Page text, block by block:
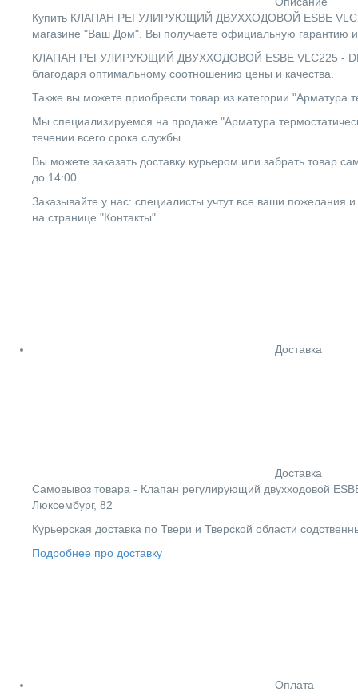
Купить КЛАПАН РЕГУЛИРУЮЩИЙ ДВУХХОДОВОЙ ESBE
магазине "Ваш Дом". Вы получаете официальную гарантию
КЛАПАН РЕГУЛИРУЮЩИЙ ДВУХХОДОВОЙ ESBE VLC225 -
благодаря оптимальному соотношению цены и качества.
Также вы можете приобрести товар из категории "Арматура
Мы специализируемся на продаже "Арматура
течении всего срока службы.
Вы можете заказать доставку курьером или забрать товар
до 14:00.
Заказывайте у нас: специалисты учтут все ваши
на странице "Контакты".
Доставка
Доставка
Cамовывоз товара - Клапан регулирующий двухходовой
Люксембург, 82
Курьерская доставка по Твери и Тверской области
Подробнее про доставку
Оплата